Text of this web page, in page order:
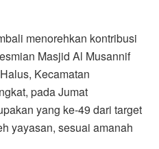
menorehkan kontribusi
Masjid Al Musannif
Kecamatan
pada Jumat
yang ke-49 dari target
yayasan, sesuai amanah